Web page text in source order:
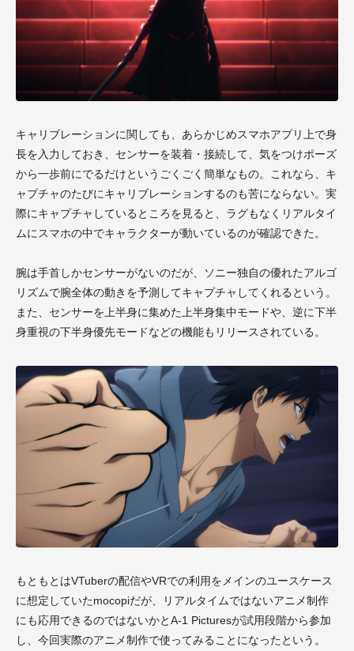
キャリブレーションに関しても、あらかじめスマホアプリ上で身
長を入力しておき、センサーを装着・接続して、気をつけポーズ
から一歩前にでるだけというごくごく簡単なもの。これなら、キ
ャプチャのたびにキャリブレーションするのも苦にならない。実
際にキャプチャしているところを見ると、ラグもなくリアルタイ
ムにスマホの中でキャラクターが動いているのが確認できた。
腕は手首しかセンサーがないのだが、ソニー独自の優れたアルゴ
リズムで腕全体の動きを予測してキャプチャしてくれるという。
また、センサーを上半身に集めた上半身集中モードや、逆に下半
身重視の下半身優先モードなどの機能もリリースされている。
もともとはVTuberの配信やVRでの利用をメインのユースケース
に想定していたmocopiだが、リアルタイムではないアニメ制作
にも応用できるのではないかとA-1 Picturesが試用段階から参加
し、今回実際のアニメ制作で使ってみることになったという。